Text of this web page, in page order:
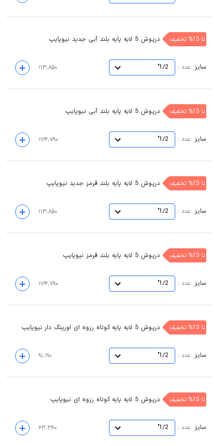
تا 15% تخفیف درپوش 5 لایه پایه بلند آبی جدید نیوپایپ
سایز عدد :
1/2" ۱۱۳،۸۵۰
تا 15% تخفیف درپوش 5 لایه پایه بلند آبی نیوپایپ
سایز عدد :
1/2" ۱۷۴،۷۹۰
تا 15% تخفیف درپوش 5 لایه پایه بلند قرمز جدید نیوپایپ
سایز عدد :
1/2" ۱۱۳،۸۵۰
تا 15% تخفیف درپوش 5 لایه پایه بلند قرمز نیوپایپ
سایز عدد :
1/2" ۱۷۴،۷۹۰
تا 15% تخفیف درپوش 5 لایه پایه کوتاه رزوه ای اورینگ دار نیوپایپ
سایز عدد :
1/2" ۹۱،۱۹۰
تا 15% تخفیف درپوش 5 لایه پایه کوتاه رزوه ای نیوپایپ
سایز عدد :
1/2" ۶۳،۳۶۰